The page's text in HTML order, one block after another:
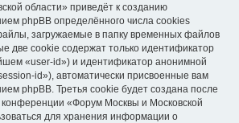
области» приведёт к созданию
phpBB определённого числа cookies
загружаемые в папку временных файлов
две cookie содержат только идентификатор
«user-id») и идентификатор анонимной
id»), автоматически присвоенные вам
phpBB. Третья cookie будет создана после
«Форум Москвы и Московской
для хранения информации о